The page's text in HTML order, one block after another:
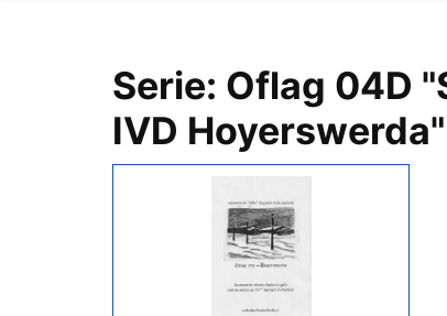
Serie: Oflag 04D
IVD